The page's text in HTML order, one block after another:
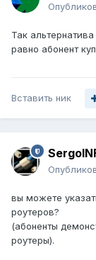
Так
равно абонент
Вставить ник
вы можете
роутеров?
(абоненты
роутеры).